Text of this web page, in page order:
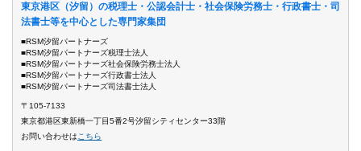
東京港区（汐留）の税理士・公認会計士・社会保険労務士・行政書士・司
法書士等を中心とした専門家集団
■RSM汐留パートナーズ
■RSM汐留パートナーズ税理士法人
■RSM汐留パートナーズ社会保険労務士法人
■RSM汐留パートナーズ行政書士法人
■RSM汐留パートナーズ司法書士法人
〒105-7133
東京都港区東新橋一丁目5番2号汐留シティセンター33階
お問い合わせはこちら